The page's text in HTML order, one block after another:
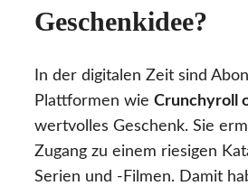
Geschenkidee?
In der digitalen Zeit sind
Plattformen wie Crunchyroll
wertvolles Geschenk. Sie
Zugang zu einem riesigen
Serien und -Filmen. Damit